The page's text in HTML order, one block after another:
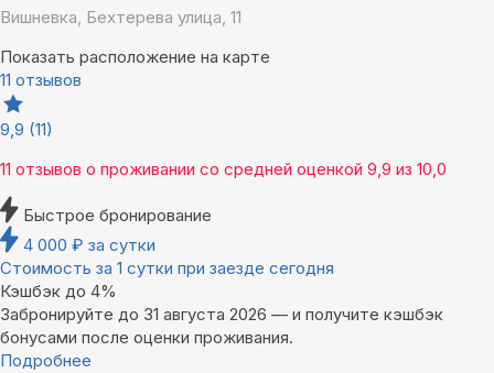
Вишневка, Бехтерева улица, 11
Показать расположение на карте
11 отзывов
9,9 (11)
11 отзывов о проживании со средней оценкой 9,9 из 10,0
Быстрое бронирование
4 000 ₽ за сутки
Стоимость за 1 сутки при заезде сегодня
Кэшбэк до 4%
Забронируйте до 31 августа 2026 — и получите кэшбэк
бонусами после оценки проживания.
Подробнее